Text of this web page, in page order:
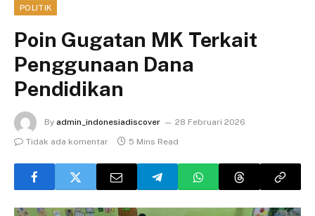
POLITIK
Poin Gugatan MK Terkait
Penggunaan Dana
Pendidikan
By admin_indonesiadiscover
28 Februari 2026
Tidak ada komentar
5 Mins Read